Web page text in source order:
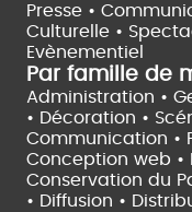
Presse •
Culturelle •
Evènementiel
Par famille de
Administration •
• Décoration •
Communication •
Conception web •
Conservation du
• Diffusion •